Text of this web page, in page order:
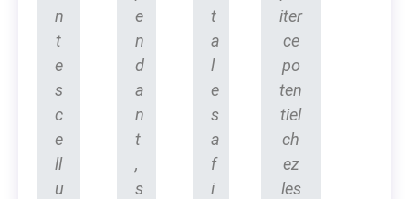
n
t
e
s
c
e
ll
u
e
n
d
a
n
t
,
s
t
a
l
e
s
a
f
i
iter
ce
po
ten
tiel
ch
ez
les